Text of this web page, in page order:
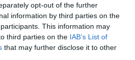
opt-out of the further
information by third parties on the
This information may
third parties on the IAB’s List of
that may further disclose it to other